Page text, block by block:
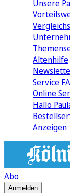
Unsere
Altenhilfe
Service
Online
Hallo
Anzeigen
Abo
Anmelden